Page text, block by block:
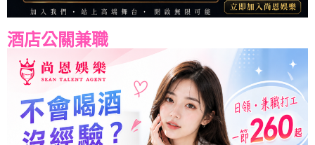
酒店公關兼職